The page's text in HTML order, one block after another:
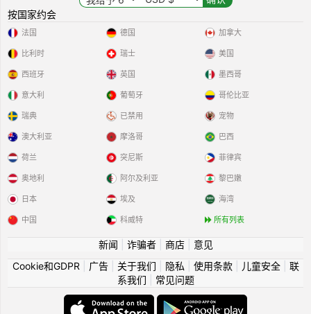
按国家约会
法国
比利时
西班牙
意大利
瑞典
德国
瑞士
英国
葡萄牙
已禁用
加拿大
美国
墨西哥
哥伦比亚
宠物
澳大利亚
荷兰
奥地利
日本
中国
摩洛哥
突尼斯
阿尔及利亚
埃及
科威特
巴西
菲律宾
黎巴嫩
海湾
所有列表
新闻 诈骗者| 商店| 意见
Cookie和GDPR
广告| 关于我们 隐私 使用条款| 儿童安全| 联
系我们
常见问题